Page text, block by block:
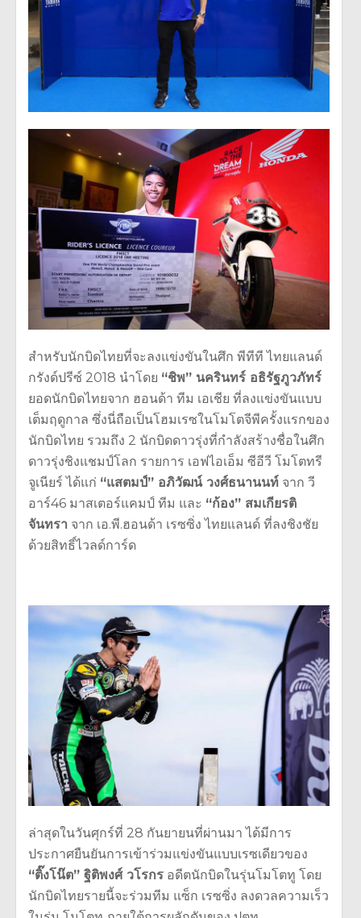
สำหรับนักบิดไทยที่จะลงแข่งขันในศึก พีทีที ไทยแลนด์
กรังด์ปรีซ์ 2018 นำโดย “ชิพ” นครินทร์ อธิรัฐภูวภัทร์
ยอดนักบิดไทยจาก ฮอนด้า ทีม เอเชีย ที่ลงแข่งขันแบบ
เต็มฤดูกาล ซึ่งนี่ถือเป็นโฮมเรซในโมโตจีพีครั้งแรกของ
นักบิดไทย รวมถึง 2 นักบิดดาวรุ่งที่กำลังสร้างชื่อในศึก
ดาวรุ่งชิงแชมป์โลก รายการ เอฟไอเอ็ม ซีอีวี โมโตทรี
จูเนียร์ ได้แก่ “แสตมป์” อภิวัฒน์ วงศ์ธนานนท์ จาก วี
อาร์46 มาสเตอร์แคมป์ ทีม และ “ก้อง” สมเกียรติ
จันทรา จาก เอ.พี.ฮอนด้า เรซซิ่ง ไทยแลนด์ ที่ลงชิงชัย
ด้วยสิทธิ์ไวลด์การ์ด
ล่าสุดในวันศุกร์ที่ 28 กันยายนที่ผ่านมา ได้มีการ
ประกาศยืนยันการเข้าร่วมแข่งขันแบบเรซเดียวของ
“ติ๊งโน๊ต” ฐิติพงศ์ วโรกร อดีตนักบิดในรุ่นโมโตทู โดย
นักบิดไทยรายนี้จะร่วมทีม แซ็ก เรซซิ่ง ลงดวลความเร็ว